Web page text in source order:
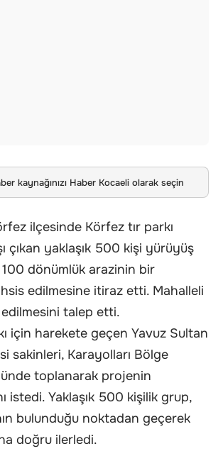
kaynağınızı Haber Kocaeli olarak seçin
ilçesinde Körfez tır parkı
çıkan yaklaşık 500 kişi yürüyüş
dönümlük arazinin bir
edilmesine itiraz etti. Mahalleli
talep etti.
için harekete geçen Yavuz Sultan
sakinleri, Karayolları Bölge
toplanarak projenin
istedi. Yaklaşık 500 kişilik grup,
bulunduğu noktadan geçerek
doğru ilerledi.